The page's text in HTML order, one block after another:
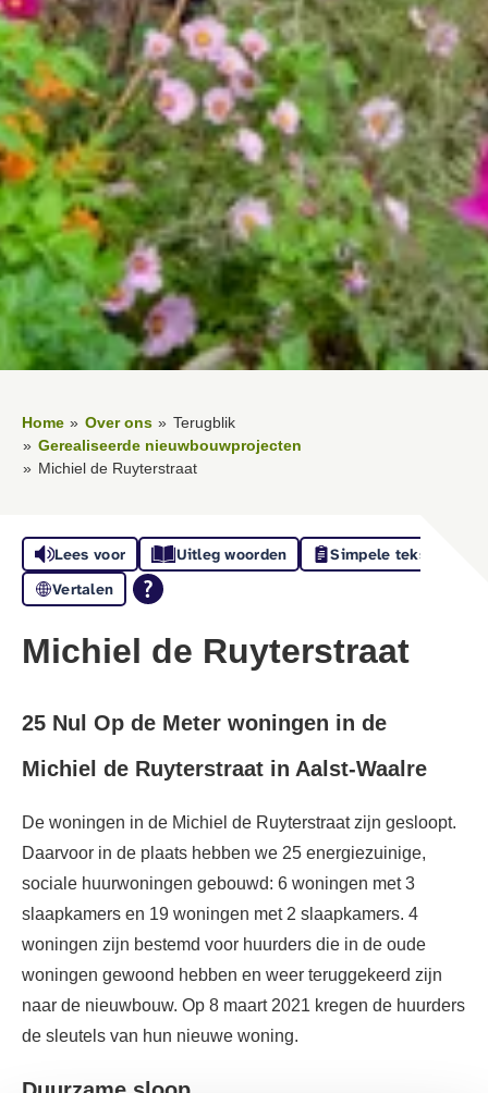
Home Over ons
Terugblik
Gerealiseerde nieuwbouwprojecten
Michiel de Ruyterstraat
Lees voor Uitleg woorden
Simpele tekst
Vertalen
Michiel de Ruyterstraat
25 Nul Op de Meter woningen in de
Michiel de Ruyterstraat in Aalst-Waalre
De woningen in de Michiel de Ruyterstraat zijn gesloopt.
Daarvoor in de plaats hebben we 25 energiezuinige,
sociale huurwoningen gebouwd: 6 woningen met 3
slaapkamers en 19 woningen met 2 slaapkamers. 4
woningen zijn bestemd voor huurders die in de oude
woningen gewoond hebben en weer teruggekeerd zijn
naar de nieuwbouw. Op 8 maart 2021 kregen de huurders
de sleutels van hun nieuwe woning.